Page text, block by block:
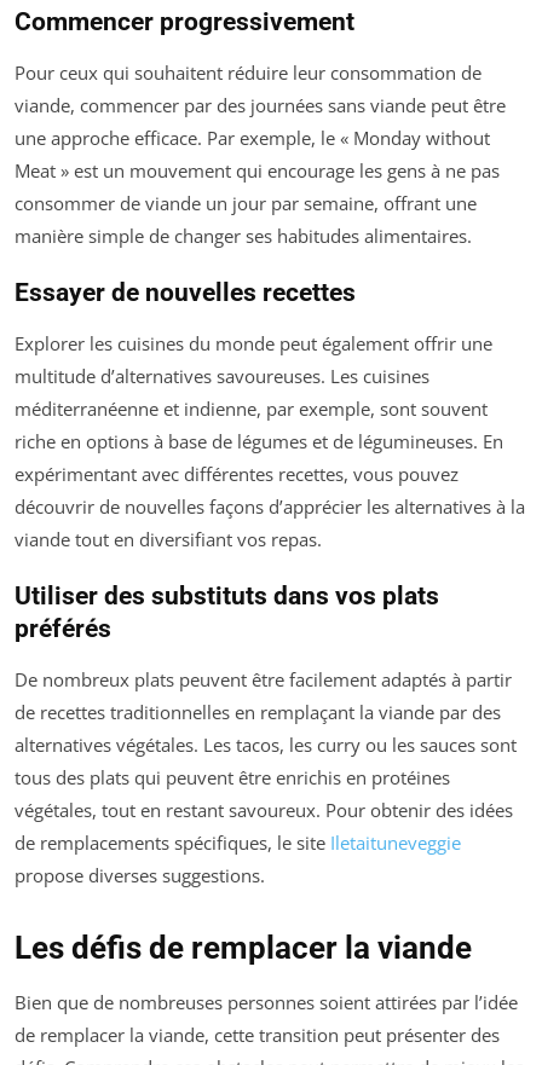
Commencer progressivement
Pour ceux qui souhaitent réduire leur consommation de
viande, commencer par des journées sans viande peut être
une approche efficace. Par exemple, le « Monday without
Meat » est un mouvement qui encourage les gens à ne pas
consommer de viande un jour par semaine, offrant une
manière simple de changer ses habitudes alimentaires.
Essayer de nouvelles recettes
Explorer les cuisines du monde peut également offrir une
multitude d’alternatives savoureuses. Les cuisines
méditerranéenne et indienne, par exemple, sont souvent
riche en options à base de légumes et de légumineuses. En
expérimentant avec différentes recettes, vous pouvez
découvrir de nouvelles façons d’apprécier les alternatives à la
viande tout en diversifiant vos repas.
Utiliser des substituts dans vos plats
préférés
De nombreux plats peuvent être facilement adaptés à partir
de recettes traditionnelles en remplaçant la viande par des
alternatives végétales. Les tacos, les curry ou les sauces sont
tous des plats qui peuvent être enrichis en protéines
végétales, tout en restant savoureux. Pour obtenir des idées
de remplacements spécifiques, le site Iletaituneveggie
propose diverses suggestions.
Les défis de remplacer la viande
Bien que de nombreuses personnes soient attirées par l’idée
de remplacer la viande, cette transition peut présenter des